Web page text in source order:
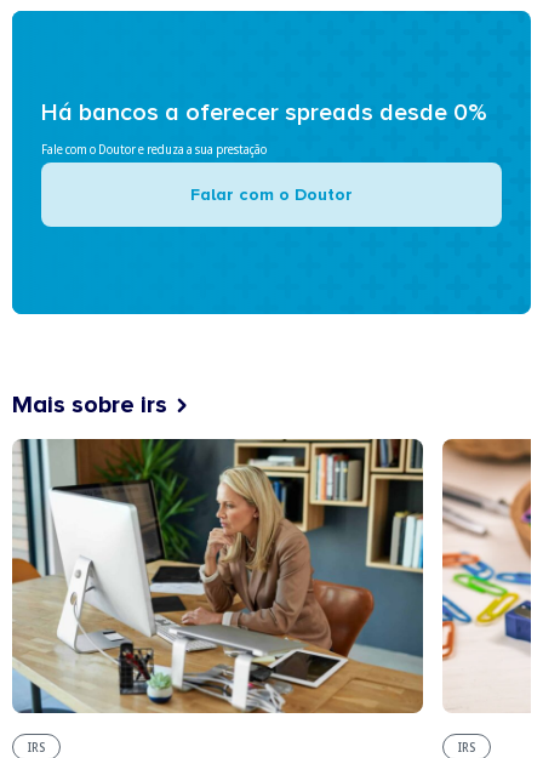
Há bancos a oferecer spreads desde 0%
Fale com o Doutor e reduza a sua prestação
Falar com o Doutor
Mais sobre irs
IRS IRS